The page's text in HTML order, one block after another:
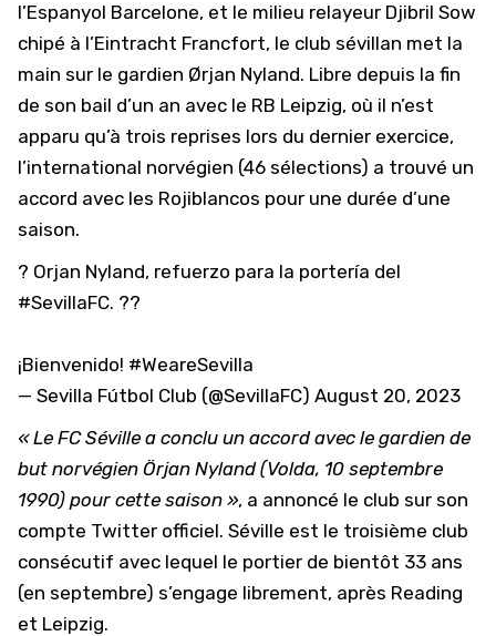
l’Espanyol Barcelone, et le milieu relayeur Djibril Sow
chipé à l’Eintracht Francfort, le club sévillan met la
main sur le gardien Ørjan Nyland. Libre depuis la fin
de son bail d’un an avec le RB Leipzig, où il n’est
apparu qu’à trois reprises lors du dernier exercice,
l’international norvégien (46 sélections) a trouvé un
accord avec les Rojiblancos pour une durée d’une
saison.
? Orjan Nyland, refuerzo para la portería del
#SevillaFC. ??
¡Bienvenido! #WeareSevilla
— Sevilla Fútbol Club (@SevillaFC) August 20, 2023
« Le FC Séville a conclu un accord avec le gardien de
but norvégien Örjan Nyland (Volda, 10 septembre
1990) pour cette saison », a annoncé le club sur son
compte Twitter officiel. Séville est le troisième club
consécutif avec lequel le portier de bientôt 33 ans
(en septembre) s’engage librement, après Reading
et Leipzig.